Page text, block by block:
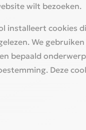
wilt bezoeken.‎
installeert cookies
We
bepaald
Deze